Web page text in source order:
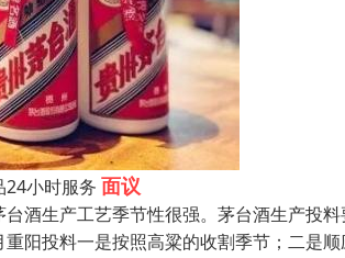
小时服务 面议
酒生产工艺季节性很强。茅台酒生产投
阳投料一是按照高粱的收割季节；二是